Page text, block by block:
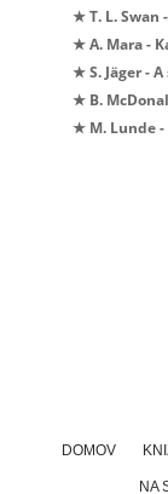
★ T. L. Swan
★ A. Mara -
★ S. Jäger -
★ B.
★ M. Lunde
DOMOV
NA